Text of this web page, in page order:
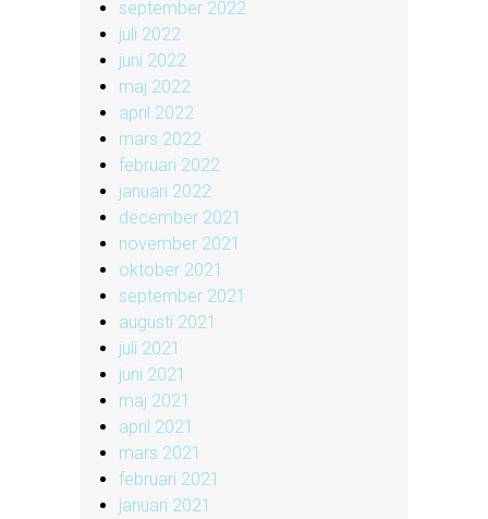
september 2022
juli 2022
juni 2022
maj 2022
april 2022
mars 2022
februari 2022
januari 2022
december 2021
november 2021
oktober 2021
september 2021
augusti 2021
juli 2021
juni 2021
maj 2021
april 2021
mars 2021
februari 2021
januari 2021